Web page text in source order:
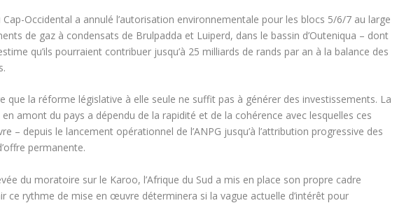
Occidental a annulé l’autorisation environnementale pour les blocs 5/6/7 au large
de gaz à condensats de Brulpadda et Luiperd, dans le bassin d’Outeniqua – dont
qu’ils pourraient contribuer jusqu’à 25 milliards de rands par an à la balance des
que la réforme législative à elle seule ne suffit pas à générer des investissements. La
amont du pays a dépendu de la rapidité et de la cohérence avec lesquelles ces
– depuis le lancement opérationnel de l’ANPG jusqu’à l’attribution progressive des
permanente.
du moratoire sur le Karoo, l’Afrique du Sud a mis en place son propre cadre
ce rythme de mise en œuvre déterminera si la vague actuelle d’intérêt pour